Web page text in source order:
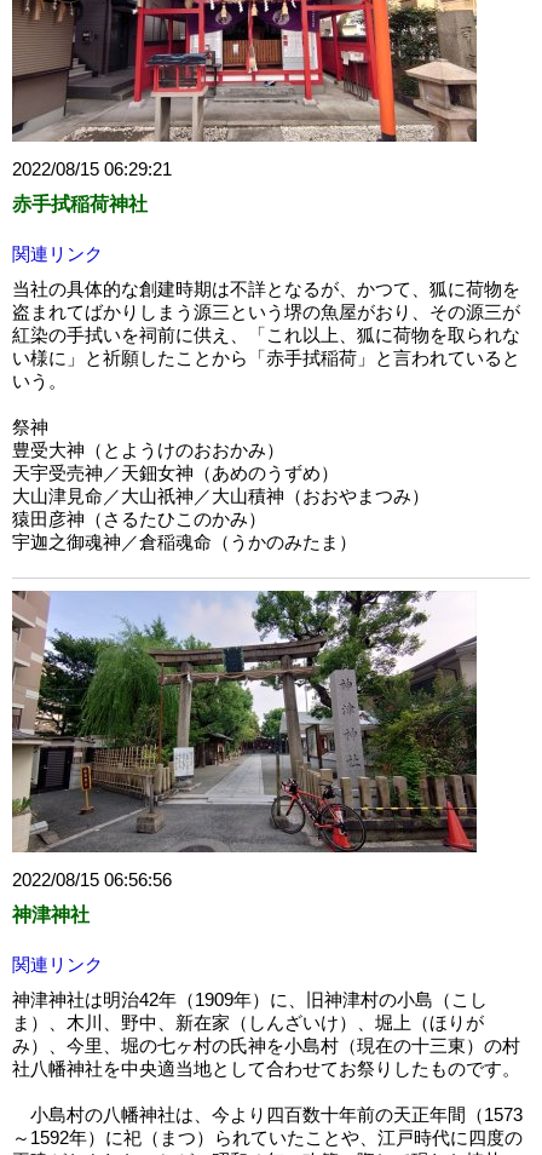
2022/08/15 06:29:21
赤手拭稲荷神社
関連リンク
当社の具体的な創建時期は不詳となるが、かつて、狐に荷物を
盗まれてばかりしまう源三という堺の魚屋がおり、その源三が
紅染の手拭いを祠前に供え、「これ以上、狐に荷物を取られな
い様に」と祈願したことから「赤手拭稲荷」と言われていると
いう。
祭神
豊受大神（とようけのおおかみ）
天宇受売神／天鈿女神（あめのうずめ）
大山津見命／大山祇神／大山積神（おおやまつみ）
猿田彦神（さるたひこのかみ）
宇迦之御魂神／倉稲魂命（うかのみたま）
2022/08/15 06:56:56
神津神社
関連リンク
神津神社は明治42年（1909年）に、旧神津村の小島（こし
ま）、木川、野中、新在家（しんざいけ）、堀上（ほりが
み）、今里、堀の七ヶ村の氏神を小島村（現在の十三東）の村
社八幡神社を中央適当地として合わせてお祭りしたものです。
小島村の八幡神社は、今より四百数十年前の天正年間（1573
～1592年）に祀（まつ）られていたことや、江戸時代に四度の